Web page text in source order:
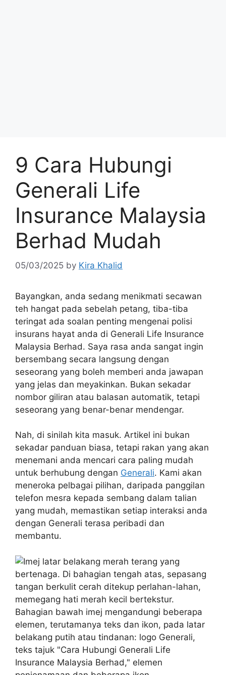
9 Cara Hubungi
Generali Life
Insurance Malaysia
Berhad Mudah
05/03/2025 by Kira Khalid
Bayangkan, anda sedang menikmati secawan
teh hangat pada sebelah petang, tiba-tiba
teringat ada soalan penting mengenai polisi
insurans hayat anda di Generali Life Insurance
Malaysia Berhad. Saya rasa anda sangat ingin
bersembang secara langsung dengan
seseorang yang boleh memberi anda jawapan
yang jelas dan meyakinkan. Bukan sekadar
nombor giliran atau balasan automatik, tetapi
seseorang yang benar-benar mendengar.
Nah, di sinilah kita masuk. Artikel ini bukan
sekadar panduan biasa, tetapi rakan yang akan
menemani anda mencari cara paling mudah
untuk berhubung dengan Generali. Kami akan
meneroka pelbagai pilihan, daripada panggilan
telefon mesra kepada sembang dalam talian
yang mudah, memastikan setiap interaksi anda
dengan Generali terasa peribadi dan
membantu.